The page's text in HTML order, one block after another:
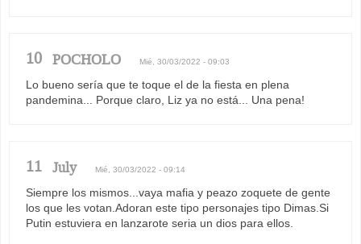
10 POCHOLO Mié, 30/03/2022 - 09:03
Lo bueno sería que te toque el de la fiesta en plena
pandemina... Porque claro, Liz ya no está... Una pena!
11 July Mié, 30/03/2022 - 09:14
Siempre los mismos...vaya mafia y peazo zoquete de gente
los que les votan.Adoran este tipo personajes tipo Dimas.Si
Putin estuviera en lanzarote seria un dios para ellos.